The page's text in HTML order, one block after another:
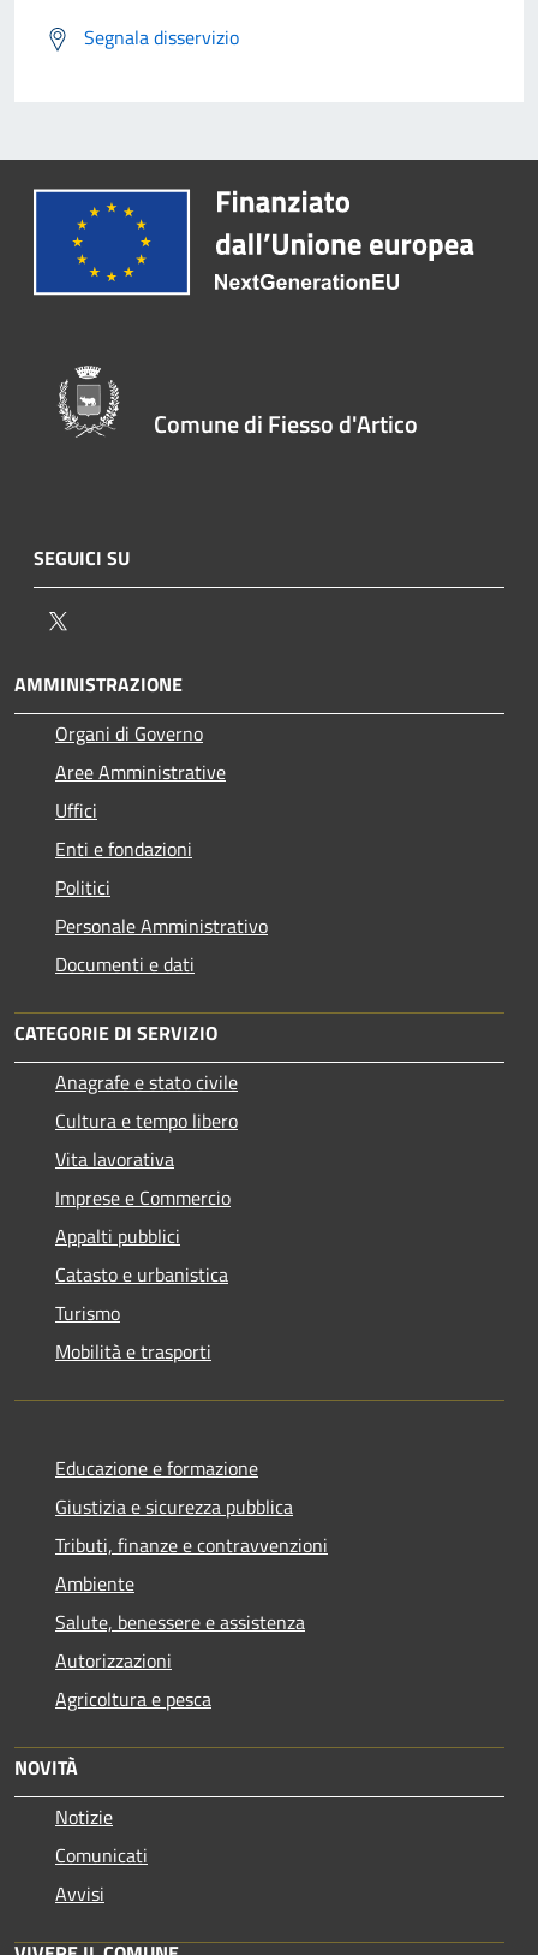
Segnala disservizio
Comune di Fiesso d'Artico
SEGUICI SU
AMMINISTRAZIONE
Organi di Governo
Aree Amministrative
Uffici
Enti e fondazioni
Politici
Personale Amministrativo
Documenti e dati
CATEGORIE DI SERVIZIO
Anagrafe e stato civile
Cultura e tempo libero
Vita lavorativa
Imprese e Commercio
Appalti pubblici
Catasto e urbanistica
Turismo
Mobilità e trasporti
Educazione e formazione
Giustizia e sicurezza pubblica
Tributi, finanze e contravvenzioni
Ambiente
Salute, benessere e assistenza
Autorizzazioni
Agricoltura e pesca
NOVITÀ
Notizie
Comunicati
Avvisi